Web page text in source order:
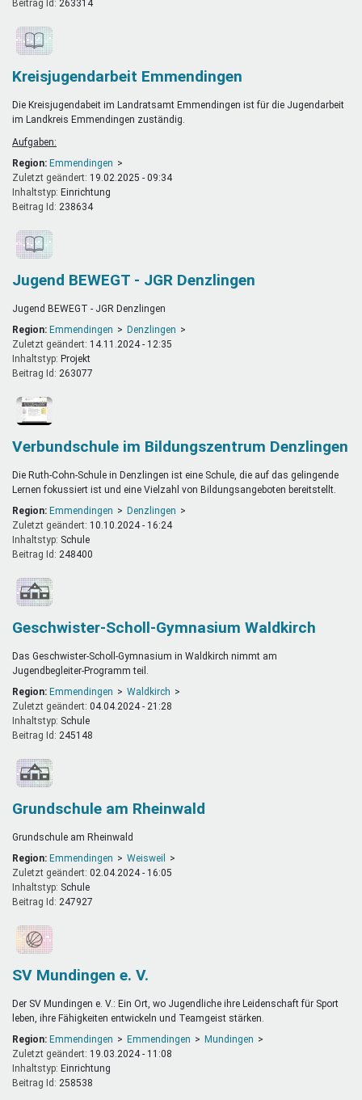
Beitrag Id: 263314
Kreisjugendarbeit Emmendingen
Die Kreisjugendabeit im Landratsamt Emmendingen ist für die Jugendarbeit
im Landkreis Emmendingen zuständig.
Aufgaben:
Region: Emmendingen
Zuletzt geändert: 19.02.2025 - 09:34
Inhaltstyp:
einrichtung
Beitrag Id: 238634
Jugend BEWEGT - JGR Denzlingen
Jugend BEWEGT - JGR Denzlingen
Region: Emmendingen
Denzlingen
Zuletzt geändert: 14.11.2024 - 12:35
Inhaltstyp:
projekt
Beitrag Id: 263077
Verbundschule im Bildungszentrum Denzlingen
Die Ruth-Cohn-Schule in Denzlingen ist eine Schule, die auf das gelingende
Lernen fokussiert ist und eine Vielzahl von Bildungsangeboten bereitstellt.
Region: Emmendingen
Denzlingen
Zuletzt geändert: 10.10.2024 - 16:24
Inhaltstyp:
schule
Beitrag Id: 248400
Geschwister-Scholl-Gymnasium Waldkirch
Das Geschwister-Scholl-Gymnasium in Waldkirch nimmt am
Jugendbegleiter-Programm teil.
Region: Emmendingen
Waldkirch
Zuletzt geändert: 04.04.2024 - 21:28
Inhaltstyp:
schule
Beitrag Id: 245148
Grundschule am Rheinwald
Grundschule am Rheinwald
Region: Emmendingen
Weisweil
Zuletzt geändert: 02.04.2024 - 16:05
Inhaltstyp:
schule
Beitrag Id: 247927
SV Mundingen e. V.
Der SV Mundingen e. V.: Ein Ort, wo Jugendliche ihre Leidenschaft für Sport
leben, ihre Fähigkeiten entwickeln und Teamgeist stärken.
Region: Emmendingen Emmendingen
Mundingen
Zuletzt geändert: 19.03.2024 - 11:08
Inhaltstyp:
einrichtung
Beitrag Id: 258538